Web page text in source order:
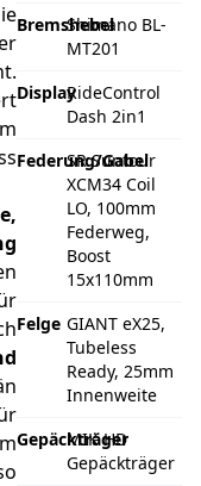
BremshebelShimano BL-
MT201
DisplayRideControl
Dash 2in1
Federung/Gabel
SR Suntour
XCM34 Coil
LO, 100mm
Federweg,
Boost
15x110mm
Felge GIANT eX25,
Tubeless
Ready, 25mm
Innenweite
Gepäckträger
MIK HD
Gepäckträger